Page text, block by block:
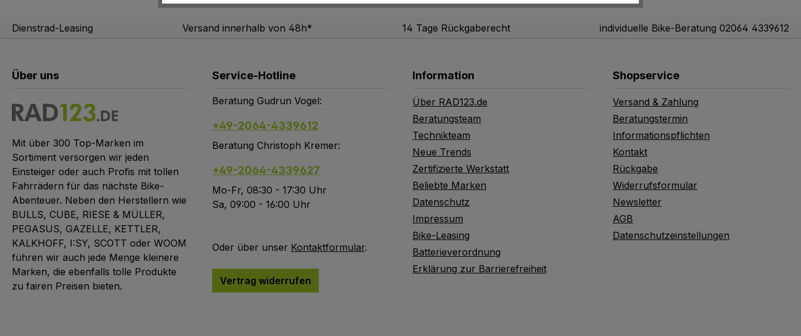
Dienstrad-Leasing Versand innerhalb von 48h* 14 Tage Rückgaberecht individuelle Bike-Beratung 02064 4339612
Über uns
Mit über 300 Top-Marken im
Sortiment versorgen wir jeden
Einsteiger oder auch Profis mit tollen
Fahrrädern für das nächste Bike-
Abenteuer. Neben den Herstellern wie
BULLS, CUBE, RIESE & MÜLLER,
PEGASUS, GAZELLE, KETTLER,
KALKHOFF, I:SY, SCOTT oder WOOM
führen wir auch jede Menge kleinere
Marken, die ebenfalls tolle Produkte
zu fairen Preisen bieten.
Service-Hotline
Beratung Gudrun Vogel:
+49-2064-4339612
Beratung Christoph Kremer:
+49-2064-4339627
Mo-Fr, 08:30 - 17:30 Uhr
Sa, 09:00 - 16:00 Uhr
Oder über unser Kontaktformular.
Vertrag widerrufen
Information
Über RAD123.de
Beratungsteam
Technikteam
Neue Trends
Zertifizierte Werkstatt
Beliebte Marken
Datenschutz
Impressum
Bike-Leasing
Batterieverordnung
Erklärung zur Barrierefreiheit
Shopservice
Versand & Zahlung
Beratungstermin
Informationspflichten
Kontakt
Rückgabe
Widerrufsformular
Newsletter
AGB
Datenschutzeinstellungen